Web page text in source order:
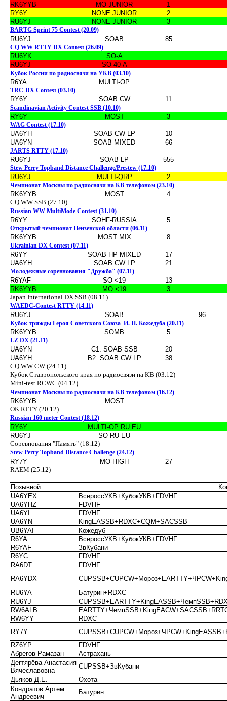
RK6YYB
MO JUNIOR
1
RY6Y
NONE JUNIOR
2
RU6YJ
NONE JUNIOR 3
BARTG Sprint 75 Contest (20.09)
RU6YJ SOAB 85
CQ WW RTTY DX Contest (26.09)
RU6YK
SO-A
RU6YJ
SO 40-A
Кубок России по радиосвязи на УКВ (03.10)
R6YA MULTI-OP
TRC-DX Contest (03.10)
RY6Y SOAB CW 11
Scandinavian Activity Contest SSB (10.10)
RY6Y MOST 3
WAG Contest (17.10)
UA6YH SOAB CW LP
10
UA6YN
SOAB MIXED 66
JARTS RTTY (17.10)
RU6YJ SOAB LP 555
Stew Perry Topband Distance Challenge/Prestew (17.10)
RU6YJ MULTI-QRP 2
Чемпионат Москвы по радиосвязи на КВ телефоном (23.10)
RK6YYB MOST
4
CQ WW SSB (27.10)
Russian WW MultiMode Contest (31.10)
R6YY SOHF-RUSSIA 5
Открытый чемпионат Пензенской области (06.11)
RK6YYB MOST MIX 8
Ukrainian DX Contest (07.11)
R6YY SOAB HP MIXED
17
UA6YH
SOAB CW LP 21
Молодежные соревнования "Дружба" (07.11)
R6YAF SO <19
13
RK6YYB
MO <19
3
Japan International DX SSB (08.11)
WAEDC-Contest RTTY (14.11)
RU6YJ SOAB 96
Кубок трижды Героя Советского Союза И. Н. Кожедуба (20.11)
RK6YYB SOMB 5
LZ DX (21.11)
UA6YN C1. SOAB SSB
20
UA6YH
B2. SOAB CW LP
38
CQ WW CW (24.11)
Кубок Ставропольского края по радиосвязи на КВ (03.12)
Mini-test RCWC (04.12)
Чемпионат Москвы по радиосвязи на КВ телефоном (16.12)
RK6YYB
MOST
OK RTTY (20.12)
Russian 160 meter Contest (18.12)
RY6Y
MULTI-OP RU EU
RU6YJ
SO RU EU
Соревнования "Память" (18.12)
Stew Perry Topband Distance Challenge (24.12)
RY7Y MO-HIGH
27
RAEM (25.12)
Позывной
UA6YEX
ВсероссУКВ+КубокУКВ+FDVHF
UA6YHZ
FDVHF
UA6YI
FDVHF
UA6YN
KingEASSB+RDXC+CQM+SACSSB
UB6YAI
Кожедуб
R6YA
ВсероссУКВ+КубокУКВ+FDVHF
R6YAF
ЗвКубани
R6YC
FDVHF
RA6DT
FDVHF
RA6YDX
RU6YA
Батурин+RDXC
RU6YJ
RW6ALB
RW6YY
RDXC
RY7Y
RZ6YP
FDVHF
Абрегов Рамазан
Астрахань
Дегтярёва Анастасия
Вячеславовна
CUPSSB+ЗвКубани
Дьяков Д.Е.
Охота
Кондратов Артем
Андреевич
Батурин